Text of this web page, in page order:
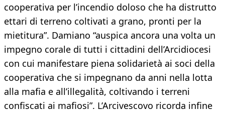
cooperativa per l’incendio doloso che ha distrutto
ettari di terreno coltivati a grano, pronti per la
mietitura”. Damiano “auspica ancora una volta un
impegno corale di tutti i cittadini dell’Arcidiocesi
con cui manifestare piena solidarietà ai soci della
cooperativa che si impegnano da anni nella lotta
alla mafia e all’illegalità, coltivando i terreni
confiscati ai mafiosi”. L’Arcivescovo ricorda infine